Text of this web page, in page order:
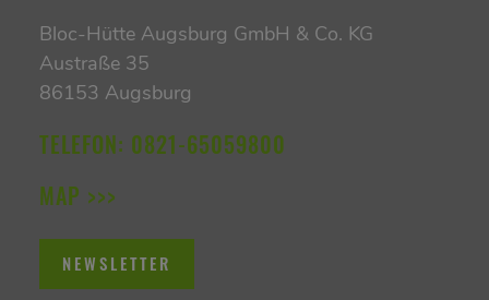
Bloc-Hütte Augsburg GmbH & Co. KG
Austraße 35
86153 Augsburg
TELEFON: 0821-65059800
MAP >>>
NEWSLETTER